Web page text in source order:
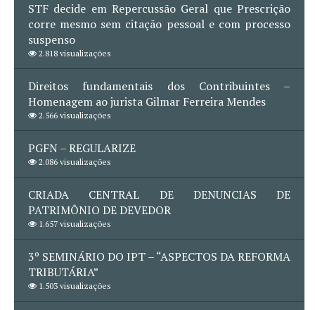
STF decide em Repercussão Geral que Prescrição
corre mesmo sem citação pessoal e com processo
suspenso
2.818 visualizações
Direitos fundamentais dos Contribuintes –
Homenagem ao jurista Gilmar Ferreira Mendes
2.566 visualizações
PGFN – REGULARIZE
2.086 visualizações
CRIADA CENTRAL DE DENUNCIAS DE
PATRIMÔNIO DE DEVEDOR
1.657 visualizações
3º SEMINÁRIO DO IPT – “ASPECTOS DA REFORMA
TRIBUTÁRIA”
1.503 visualizações